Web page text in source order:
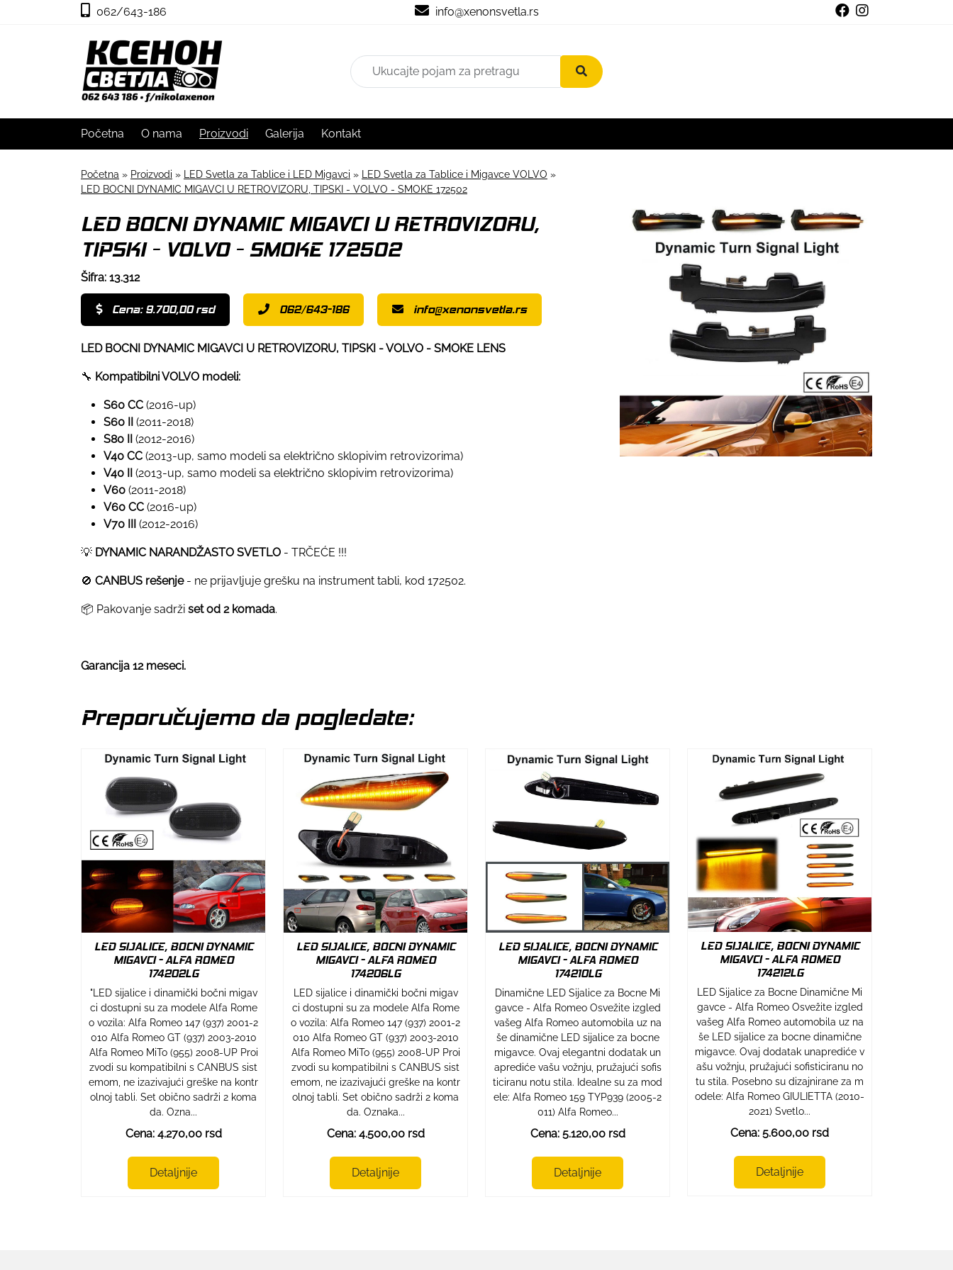
062/643-186 info@xenonsvetla.rs
Početna O nama Proizvodi Galerija Kontakt
Početna » Proizvodi » LED Svetla za Tablice i LED Migavci » LED Svetla za Tablice i Migavce VOLVO »
LED BOCNI DYNAMIC MIGAVCI U RETROVIZORU, TIPSKI - VOLVO - SMOKE 172502
LED BOCNI DYNAMIC MIGAVCI U RETROVIZORU,
TIPSKI - VOLVO - SMOKE 172502
Šifra: 13.312
Cena: 9.700,00 rsd 062/643-186 info@xenonsvetla.rs
LED BOCNI DYNAMIC MIGAVCI U RETROVIZORU, TIPSKI - VOLVO - SMOKE LENS
🔧 Kompatibilni VOLVO modeli:
S60 CC (2016-up)
S60 II (2011-2018)
S80 II (2012-2016)
V40 CC (2013-up, samo modeli sa električno sklopivim retrovizorima)
V40 II (2013-up, samo modeli sa električno sklopivim retrovizorima)
V60 (2011-2018)
V60 CC (2016-up)
V70 III (2012-2016)
💡 DYNAMIC NARANDŽASTO SVETLO - TRČEĆE !!!
🚫 CANBUS rešenje- ne prijavljuje grešku na instrument tabli, kod 172502.
📦 Pakovanje sadrži set od 2 komada.
Garancija 12 meseci.
Preporučujemo da pogledate:
LED SIJALICE, BOCNI DYNAMIC
MIGAVCI - ALFA ROMEO
174202LG
"LED sijalice i dinamički bočni migav
ci dostupni su za modele Alfa Rome
o vozila: Alfa Romeo 147 (937) 2001-2
010 Alfa Romeo GT (937) 2003-2010
Alfa Romeo MiTo (955) 2008-UP Proi
zvodi su kompatibilni s CANBUS sist
emom, ne izazivajući greške na kontr
olnoj tabli. Set obično sadrži 2 koma
da. Ozna...
Cena: 4.270,00 rsd
Detaljnije
LED SIJALICE, BOCNI DYNAMIC
MIGAVCI - ALFA ROMEO
174206LG
LED sijalice i dinamički bočni migav
ci dostupni su za modele Alfa Rome
o vozila: Alfa Romeo 147 (937) 2001-2
010 Alfa Romeo GT (937) 2003-2010
Alfa Romeo MiTo (955) 2008-UP Proi
zvodi su kompatibilni s CANBUS sist
emom, ne izazivajući greške na kontr
olnoj tabli. Set obično sadrži 2 koma
da. Oznaka...
Cena: 4.500,00 rsd
Detaljnije
LED SIJALICE, BOCNI DYNAMIC
MIGAVCI - ALFA ROMEO
174210LG
Dinamične LED Sijalice za Bocne Mi
gavce - Alfa Romeo Osvežite izgled
vašeg Alfa Romeo automobila uz na
še dinamične LED sijalice za bocne
migavce. Ovaj elegantni dodatak un
aprediće vašu vožnju, pružajući sofis
ticiranu notu stila. Idealne su za mod
ele: Alfa Romeo 159 TYP939 (2005-2
011) Alfa Romeo...
Cena: 5.120,00 rsd
Detaljnije
LED SIJALICE, BOCNI DYNAMIC
MIGAVCI - ALFA ROMEO
174212LG
LED Sijalice za Bocne Dinamične Mi
gavce - Alfa Romeo Osvežite izgled
vašeg Alfa Romeo automobila uz na
še LED sijalice za bocne dinamične
migavce. Ovaj dodatak unaprediće v
ašu vožnju, pružajući sofisticiranu no
tu stila. Posebno su dizajnirane za m
odele: Alfa Romeo GIULIETTA (2010-
2021) Svetlo...
Cena: 5.600,00 rsd
Detaljnije